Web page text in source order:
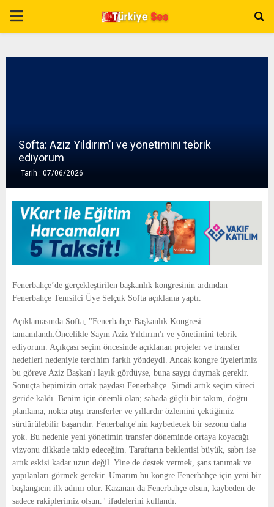
P
A
E
U
Softa: Aziz Yıldırım'ı ve yönetimini tebrik
ediyorum
Tarih : 07/06/2026
Fenerbahçe’de gerçekleştirilen başkanlık kongresinin ardından
Fenerbahçe Temsilci Üye Selçuk Softa açıklama yaptı.
Açıklamasında Softa, "Fenerbahçe Başkanlık Kongresi
tamamlandı.Öncelikle Sayın Aziz Yıldırım'ı ve yönetimini tebrik
ediyorum. Açıkçası seçim öncesinde açıklanan projeler ve transfer
hedefleri nedeniyle tercihim farklı yöndeydi. Ancak kongre üyelerimiz
bu göreve Aziz Başkan'ı layık gördüyse, buna saygı duymak gerekir.
Sonuçta hepimizin ortak paydası Fenerbahçe. Şimdi artık seçim süreci
geride kaldı. Benim için önemli olan; sahada güçlü bir takım, doğru
planlama, nokta atışı transferler ve yıllardır özlemini çektiğimiz
sürdürülebilir başarıdır. Fenerbahçe'nin kaybedecek bir sezonu daha
yok. Bu nedenle yeni yönetimin transfer döneminde ortaya koyacağı
vizyonu dikkatle takip edeceğim. Taraftarın beklentisi büyük, sabrı ise
artık eskisi kadar uzun değil. Yine de destek vermek, şans tanımak ve
yapılanları görmek gerekir. Umarım bu kongre Fenerbahçe için yeni bir
başlangıcın ilk adımı olur. Kazanan da Fenerbahçe olsun, kaybeden de
sadece rakiplerimiz olsun." ifadelerini kullandı.